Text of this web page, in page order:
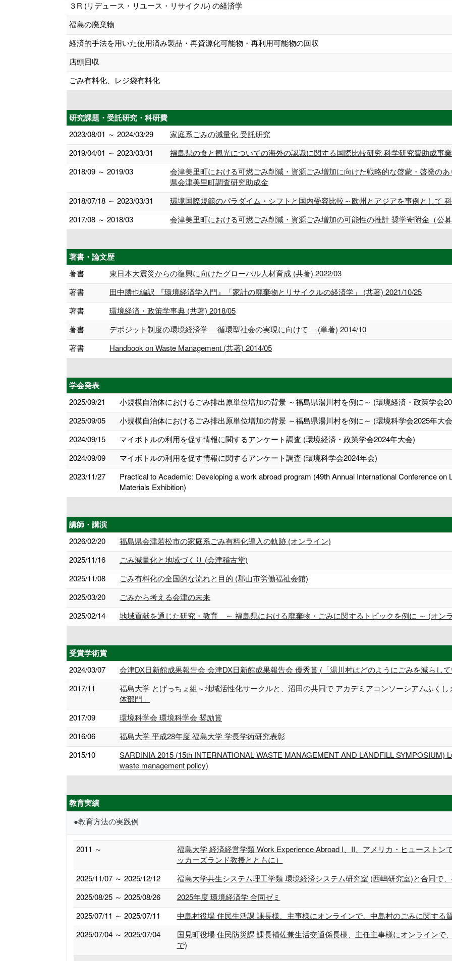
３R (リデュース・リユース・リサイクル) の経済学
福島の廃棄物
経済的手法を用いた使用済み製品・再資源化可能物・再利用可能物の回収
店頭回収
ごみ有料化、レジ袋有料化
研究課題・受託研究・科研費
2023/08/01 ～ 2024/03/29
家庭系ごみの減量化 受託研究
2019/04/01 ～ 2023/03/31
福島県の食と観光についての海外の認識に関する国際比較研究 科学研究費助成事
2018/09 ～ 2019/03
会津美里町における可燃ごみ削減・資源ごみ増加に向けた戦略的な啓蒙・啓発の
県会津美里町調査研究助成金
2018/07/18 ～ 2023/03/31
環境国際規範のパラダイム・シフトと国内受容比較～欧州とアジアを事例として
2017/08 ～ 2018/03
会津美里町における可燃ごみ削減・資源ごみ増加の可能性の推計 奨学寄附金（公
著書・論文歴
著書
東日本大震災からの復興に向けたグローバル人材育成 (共著) 2022/03
著書
田中勝也編訳 『環境経済学入門』「家計の廃棄物とリサイクルの経済学」 (共著) 2021/10/25
著書
環境経済・政策学事典 (共著) 2018/05
著書
デポジット制度の環境経済学 ―循環型社会の実現に向けて― (単著) 2014/10
著書
Handbook on Waste Management (共著) 2014/05
学会発表
2025/09/21
小規模自治体におけるごみ排出原単位増加の背景 ～福島県湯川村を例に～ (環境経済・政策学会
2025/09/05
小規模自治体におけるごみ排出原単位増加の背景 ～福島県湯川村を例に～ (環境科学会2025年大
2024/09/15
マイボトルの利用を促す情報に関するアンケート調査 (環境経済・政策学会2024年大会)
2024/09/09
マイボトルの利用を促す情報に関するアンケート調査 (環境科学会2024年会)
2023/11/27
Practical to Academic: Developing a work abroad program (49th Annual International Conference on
Materials Exhibition)
講師・講演
2026/02/20
福島県会津若松市の家庭系ごみ有料化導入の軌跡 (オンライン)
2025/11/16
ごみ減量化と地域づくり (会津稽古堂)
2025/11/08
ごみ有料化の全国的な流れと目的 (郡山市労働福祉会館)
2025/03/20
ごみから考える会津の未来
2025/02/14
地域貢献を通じた研究・教育 ～ 福島県における廃棄物・ごみに関するトピックを例に ～ (オン
受賞学術賞
2024/03/07
会津DX日新館成果報告会 会津DX日新館成果報告会 優秀賞 (「湯川村はどのようにごみを減らし
2017/11
福島大学 とげっちょ組～地域活性化サークルと、沼田の共同で アカデミアコンソーシアムふく
体部門」
2017/09
環境科学会 環境科学会 奨励賞
2016/06
福島大学 平成28年度 福島大学 学長学術研究表彰
2015/10
SARDINIA 2015 (15th INTERNATIONAL WASTE MANAGEMENT AND LANDFILL SYMPOSIUM)
waste management policy)
教育実績
●教育方法の実践例
2011 ～
福島大学 経済経営学類 Work Experience Abroad I、II、アメリカ・ヒュースト
ッカーズランド教授とともに）
2025/11/07 ～ 2025/12/12
福島大学共生システム理工学類 環境経済システム研究室 (西嶋研究室)と合同で
2025/08/25 ～ 2025/08/26
2025年度 環境経済学 合同ゼミ
2025/07/11 ～ 2025/07/11
中島村役場 住民生活課 課長様、主事様にオンラインで、中島村のごみに関する
2025/07/04 ～ 2025/07/04
国見町役場 住民防災課 課長補佐兼生活交通係長様、主任主事様にオンラインで
で)